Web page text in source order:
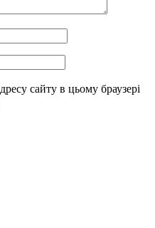
сайту в цьому браузері